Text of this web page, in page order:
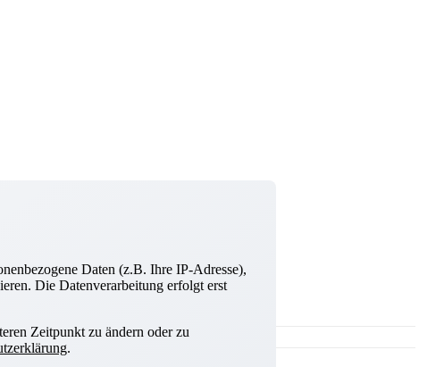
Daten (z.B. Ihre IP-Adresse),
Die Datenverarbeitung erfolgt erst
Zeitpunkt zu ändern oder zu
.